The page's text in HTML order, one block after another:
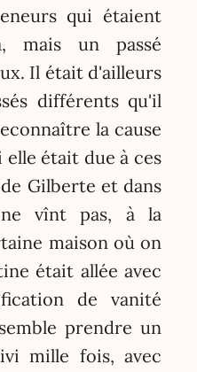
qui étaient
mais un passé
Il était d'ailleurs
différents qu'il
la cause
elle était due à ces
Gilberte et dans
vînt pas, à la
maison où on
était allée avec
de vanité
prendre un
mille fois, avec